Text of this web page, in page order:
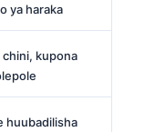
ya haraka
chini, kupona
huubadilisha